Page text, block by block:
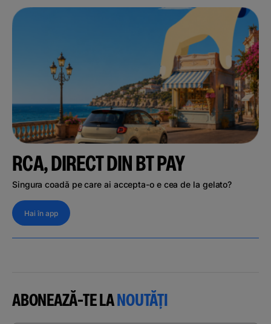
RCA, DIRECT DIN BT PAY
Singura coadă pe care ai accepta-o e cea de la gelato?
Hai în app
ABONEAZĂ-TE LANOUTĂȚI